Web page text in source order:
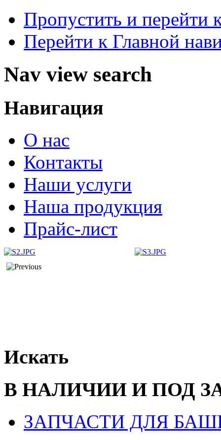
Пропустить и перейти
Перейти к Главной
Nav view search
Навигация
О нас
Контакты
Наши услуги
Наша продукция
Прайс-лист
Искать
В НАЛИЧИИ И ПОД
ЗАПЧАСТИ ДЛЯ